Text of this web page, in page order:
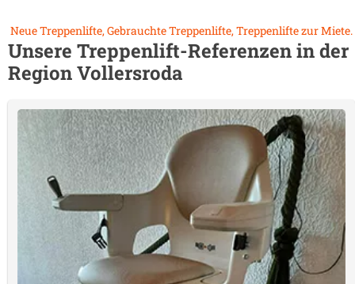
Neue Treppenlifte, Gebrauchte Treppenlifte, Treppenlifte zur Miete.
Unsere Treppenlift-Referenzen in der
RegionVollersroda